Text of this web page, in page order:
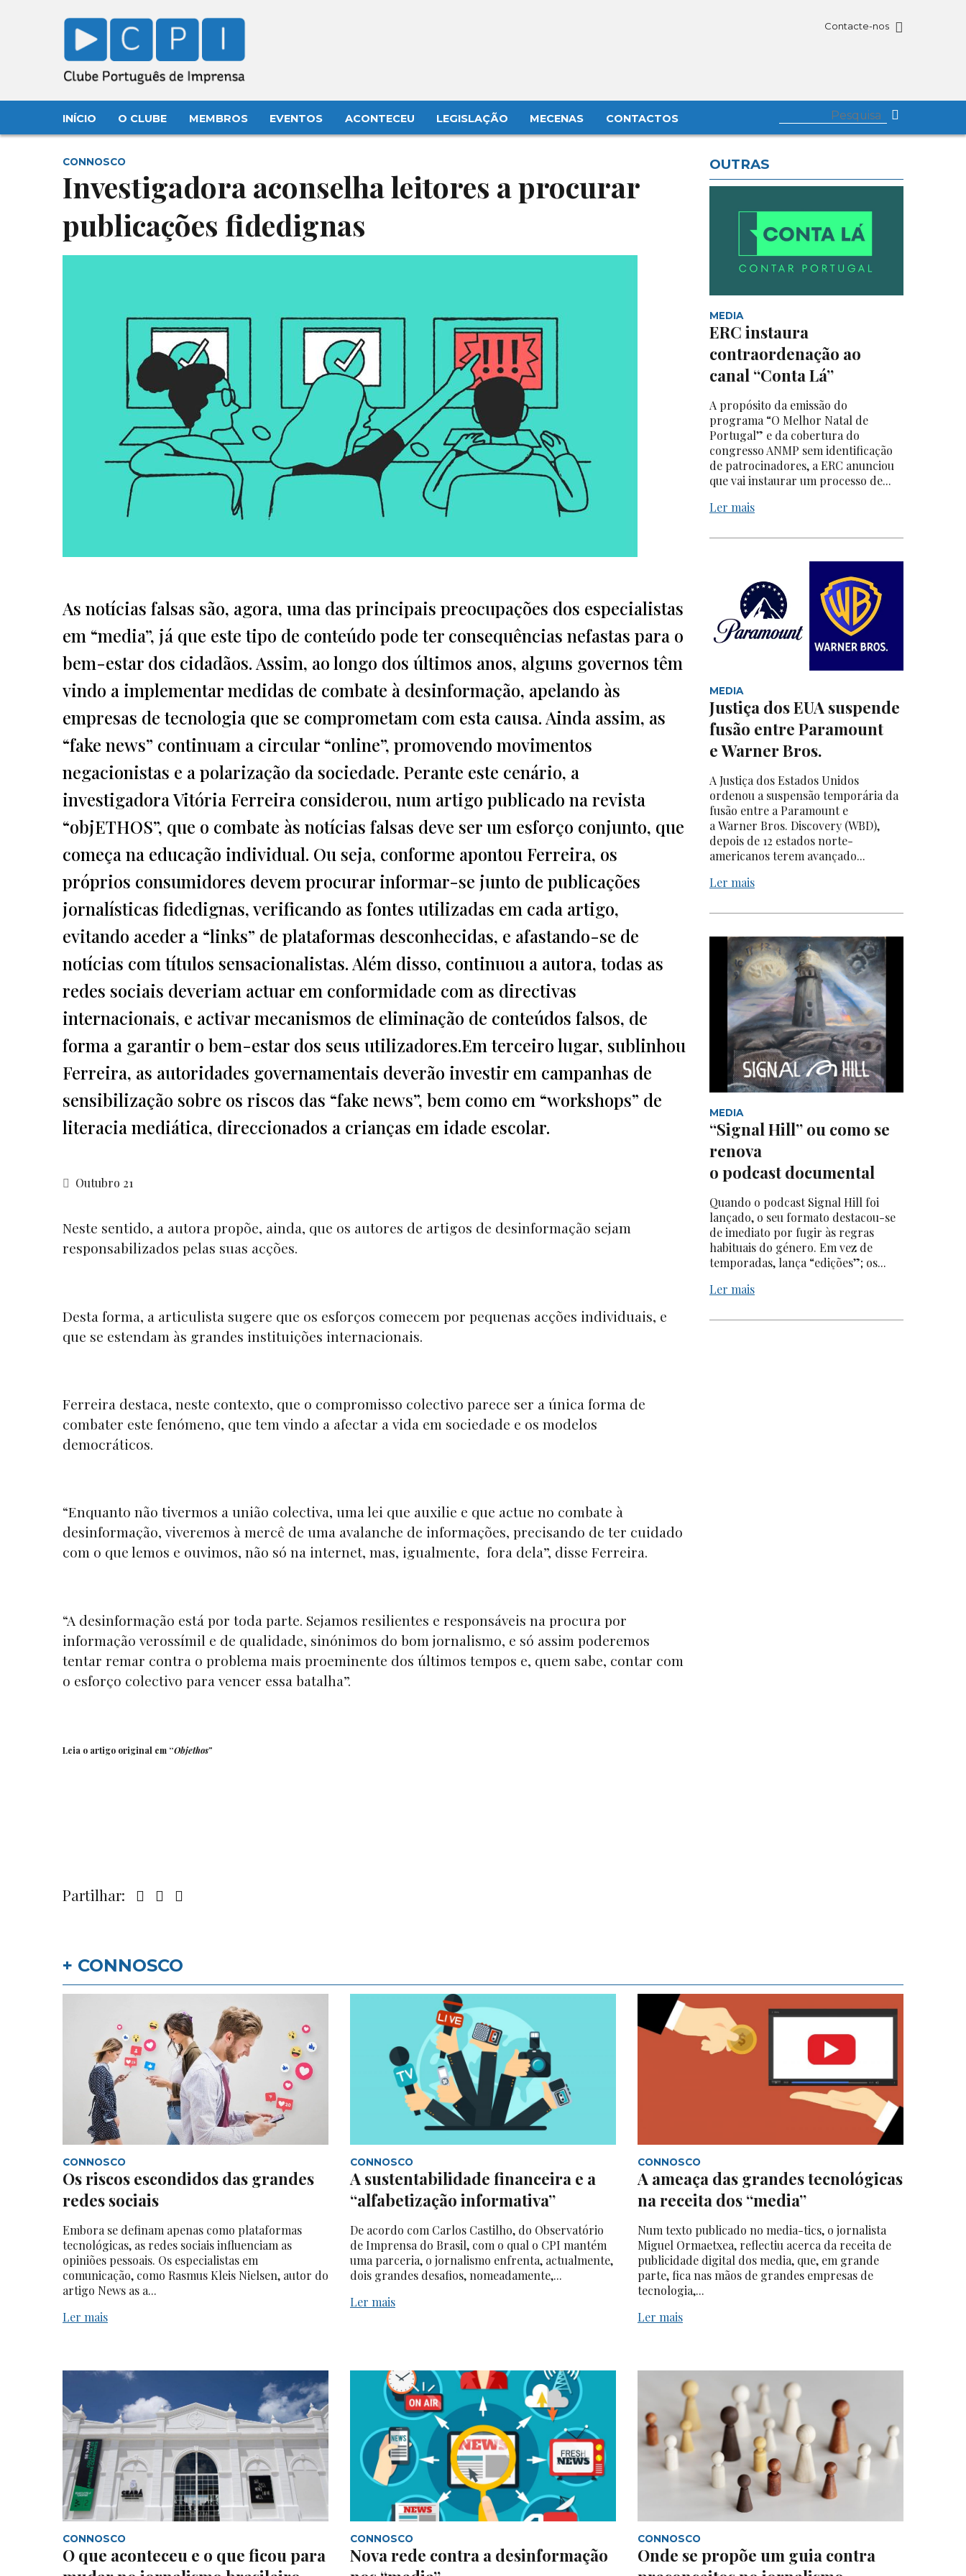
Contacte-nos
INÍCIO O CLUBE MEMBROS EVENTOS ACONTECEU LEGISLAÇÃO MECENAS CONTACTOS
CONNOSCO
Investigadora aconselha leitores a procurar
publicações fidedignas
As notícias falsas são, agora, uma das principais preocupações dos especialistas
em “media”, já que este tipo de conteúdo pode ter consequências nefastas para o
bem-estar dos cidadãos. Assim, ao longo dos últimos anos, alguns governos têm
vindo a implementar medidas de combate à desinformação, apelando às
empresas de tecnologia que se comprometam com esta causa. Ainda assim, as
“fake news” continuam a circular “online”, promovendo movimentos
negacionistas e a polarização da sociedade. Perante este cenário, a
investigadora Vitória Ferreira considerou, num artigo publicado na revista
“objETHOS”, que o combate às notícias falsas deve ser um esforço conjunto, que
começa na educação individual. Ou seja, conforme apontou Ferreira, os
próprios consumidores devem procurar informar-se junto de publicações
jornalísticas fidedignas, verificando as fontes utilizadas em cada artigo,
evitando aceder a “links” de plataformas desconhecidas, e afastando-se de
notícias com títulos sensacionalistas. Além disso, continuou a autora, todas as
redes sociais deveriam actuar em conformidade com as directivas
internacionais, e activar mecanismos de eliminação de conteúdos falsos, de
forma a garantir o bem-estar dos seus utilizadores.Em terceiro lugar, sublinhou
Ferreira, as autoridades governamentais deverão investir em campanhas de
sensibilização sobre os riscos das “fake news”, bem como em “workshops” de
literacia mediática, direccionados a crianças em idade escolar.
Outubro 21
Neste sentido, a autora propõe, ainda, que os autores de artigos de desinformação sejam
responsabilizados pelas suas acções.
Desta forma, a articulista sugere que os esforços comecem por pequenas acções individuais, e
que se estendam às grandes instituições internacionais.
Ferreira destaca, neste contexto, que o compromisso colectivo parece ser a única forma de
combater este fenómeno, que tem vindo a afectar a vida em sociedade e os modelos
democráticos.
“Enquanto não tivermos a união colectiva, uma lei que auxilie e que actue no combate à
desinformação, viveremos à mercê de uma avalanche de informações, precisando de ter cuidado
com o que lemos e ouvimos, não só na internet, mas, igualmente, fora dela”, disse Ferreira.
“A desinformação está por toda parte. Sejamos resilientes e responsáveis na procura por
informação verossímil e de qualidade, sinónimos do bom jornalismo, e só assim poderemos
tentar remar contra o problema mais proeminente dos últimos tempos e, quem sabe, contar com
o esforço colectivo para vencer essa batalha”.
Leia o artigo original em “Objethos”
Partilhar:
OUTRAS
MEDIA
ERC instaura
contraordenação ao
canal “Conta Lá”
A propósito da emissão do
programa “O Melhor Natal de
Portugal” e da cobertura do
congresso ANMP sem identificação
de patrocinadores, a ERC anunciou
que vai instaurar um processo de...
Ler mais
MEDIA
Justiça dos EUA suspende
fusão entre Paramount
e Warner Bros.
A Justiça dos Estados Unidos
ordenou a suspensão temporária da
fusão entre a Paramount e
a Warner Bros. Discovery (WBD),
depois de 12 estados norte-
americanos terem avançado...
Ler mais
MEDIA
“Signal Hill” ou como se
renova
o podcast documental
Quando o podcast Signal Hill foi
lançado, o seu formato destacou-se
de imediato por fugir às regras
habituais do género. Em vez de
temporadas, lança “edições”; os...
Ler mais
+ CONNOSCO
CONNOSCO
Os riscos escondidos das grandes
redes sociais
Embora se definam apenas como plataformas
tecnológicas, as redes sociais influenciam as
opiniões pessoais. Os especialistas em
comunicação, como Rasmus Kleis Nielsen, autor do
artigo News as a...
Ler mais
CONNOSCO
A sustentabilidade financeira e a
“alfabetização informativa”
De acordo com Carlos Castilho, do Observatório
de Imprensa do Brasil, com o qual o CPI mantém
uma parceria, o jornalismo enfrenta, actualmente,
dois grandes desafios, nomeadamente,...
Ler mais
CONNOSCO
A ameaça das grandes tecnológicas
na receita dos “media”
Num texto publicado no media-tics, o jornalista
Miguel Ormaetxea, reflectiu acerca da receita de
publicidade digital dos media, que, em grande
parte, fica nas mãos de grandes empresas de
tecnologia,...
Ler mais
CONNOSCO
O que aconteceu e o que ficou para
CONNOSCO
Nova rede contra a desinformação
CONNOSCO
Onde se propõe um guia contra